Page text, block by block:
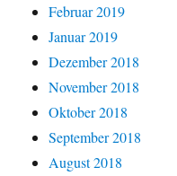
Februar 2019
Januar 2019
Dezember 2018
November 2018
Oktober 2018
September 2018
August 2018